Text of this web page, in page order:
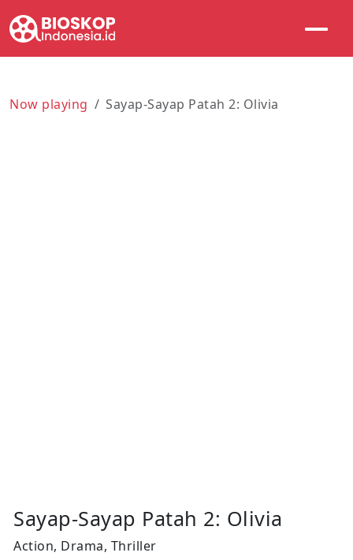
Now playing Sayap-Sayap Patah 2: Olivia
Sayap-Sayap Patah 2: Olivia
Action, Drama, Thriller